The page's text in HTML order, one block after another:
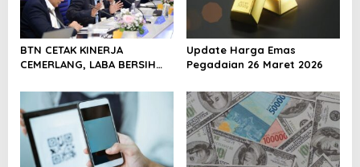
BTN CETAK KINERJA
CEMERLANG, LABA BERSIH
40,8% DAN NPL TURUN JADI
2,99%
Update Harga Emas
Pegadaian 26 Maret 2026